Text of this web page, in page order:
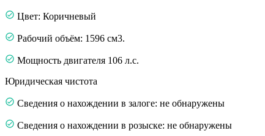
Цвет: Коричневый
Рабочий объём: 1596 см3.
Мощность двигателя 106 л.с.
Юридическая чистота
Сведения о нахождении в залоге: не обнаружены
Сведения о нахождении в розыске: не обнаружены